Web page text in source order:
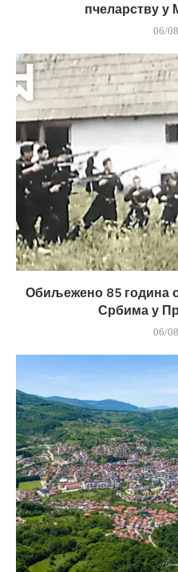
пчеларству у
06/
Обиљежено 85 година
Србима у
06/